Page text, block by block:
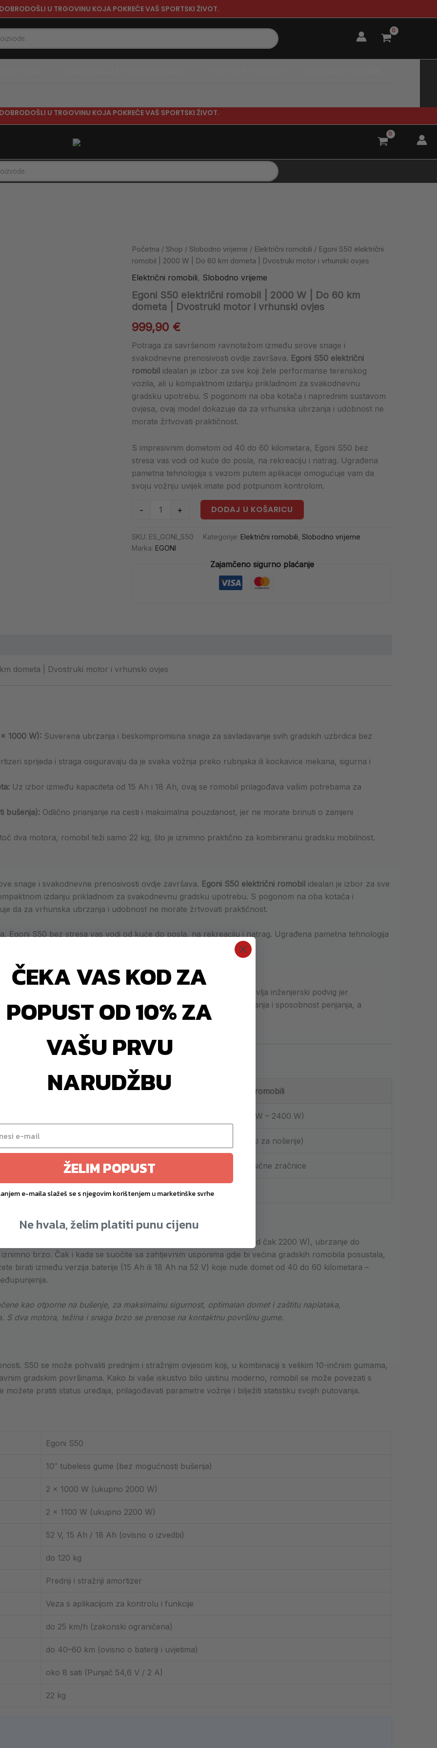
DOBRODOŠLI U TRGOVINU KOJA POKREĆE VAŠ SPORTSKI ŽIVOT.
DOBRODOŠLI U TRGOVINU KOJA POKREĆE VAŠ SPORTSKI ŽIVOT.
Početna / Shop / Slobodno vrijeme / Električni romobili / Egoni S50 električni
romobil | 2000 W | Do 60 km dometa | Dvostruki motor i vrhunski ovjes
Električni romobili, Slobodno vrijeme
Egoni S50 električni romobil | 2000 W | Do 60 km
dometa | Dvostruki motor i vrhunski ovjes
999,90 €
Potraga za savršenom ravnotežom između sirove snage i
svakodnevne prenosivosti ovdje završava. Egoni S50 električni
romobil idealan je izbor za sve koji žele performanse terenskog
vozila, ali u kompaktnom izdanju prikladnom za svakodnevnu
gradsku upotrebu. S pogonom na oba kotača i naprednim sustavom
ovjesa, ovaj model dokazuje da za vrhunska ubrzanja i udobnost ne
morate žrtvovati praktičnost.
S impresivnim dometom od 40 do 60 kilometara, Egoni S50 bez
stresa vas vodi od kuće do posla, na rekreaciju i natrag. Ugrađena
pametna tehnologija s vezom putem aplikacije omogućuje vam da
svoju vožnju uvijek imate pod potpunom kontrolom.
-
Egoni
električni
romobil
2000
W
Do
km
dometa
Dvostruki
motor
i
ovjes
količina
+ DODAJ U KOŠARICU
SKU: ES_GONI_S50 Kategorije: Električni romobili ,Slobodno vrijeme
Marka: EGONI
Zajamčeno sigurno plaćanje
dometa | Dvostruki motor i vrhunski ovjes
1000 W): Suverena ubrzanja i beskompromisna snaga za savladavanje svih gradskih uzbrdica bez
sprijeda i straga osiguravaju da je svaka vožnja preko rubnjaka ili kockavice mekana, sigurna i
Uz izbor između kapaciteta od 15 Ah i 18 Ah, ovaj se romobil prilagođava vašim potrebama za
bušenja): Odlično prianjanje na cesti i maksimalna pouzdanost, jer ne morate brinuti o zamjeni
dva motora, romobil teži samo 22 kg, što je iznimno praktično za kombiniranu gradsku mobilnost.
snage i svakodnevne prenosivosti ovdje završava. Egoni S50 električni romobil idealan je izbor za sve
izdanju prikladnom za svakodnevnu gradsku upotrebu. S pogonom na oba kotača i
da za vrhunska ubrzanja i udobnost ne morate žrtvovati praktičnost.
Egoni S50 bez stresa vas vodi od kuće do posla, na rekreaciju i natrag. Ugrađena pametna tehnologija
vožnju uvijek imate pod potpunom kontrolom.
u kompaktnom (22 kg) kućištu
od 30 kilograma i nepraktični su za nošenje. Egoni S50 predstavlja inženjerski podvig jer
u robusnom kućištu teškom samo 22 kg. Dobivate ekstremna ubrzanja i sposobnost penjanja, a
u prtljažnik ili odnijeti uz stepenice.
⚖️
Teški “Dual-Motor” romobili
2000 W) Približno isto (2000 W – 2400 W)
upotrebljivost) 30 kg do 40 kg (teški za nošenje)
+ 10″ tubeless Dvostruki ovjes, klasične zračnice
aplikacijom Često bez aplikacije
S nazivnom snagom od 2000 W (i maksimalnom snagom od čak 2200 W), ubrzanje do
brzo. Čak i kada se suočite sa zahtjevnim usponima gdje bi većina gradskih romobila posustala,
birati između verzija baterije (15 Ah ili 18 Ah na 52 V) koje nude domet od 40 do 60 kilometara –
kao otporne na bušenje, za maksimalnu sigurnost, optimalan domet i zaštitu naplataka,
dva motora, težina i snaga brzo se prenose na kontaktnu površinu gume.
S50 se može pohvaliti prednjim i stražnjim ovjesom koji, u kombinaciji s velikim 10-inčnim gumama,
gradskim površinama. Kako bi vaše iskustvo bilo uistinu moderno, romobil se može povezati s
možete pratiti status uređaja, prilagođavati parametre vožnje i bilježiti statistiku svojih putovanja.
Egoni S50
10″ tubeless gume (bez mogućnosti bušenja)
2 × 1000 W (ukupno 2000 W)
2 × 1100 W (ukupno 2200 W)
52 V, 15 Ah / 18 Ah (ovisno o izvedbi)
do 120 kg
Prednji i stražnji amortizer
Veza s aplikacijom za kontrolu i funkcije
do 25 km/h (zakonski ograničena)
do 40–60 km (ovisno o bateriji i uvjetima)
oko 8 sati (Punjač 54,6 V / 2 A)
22 kg
ČEKA VAS KOD ZA
POPUST OD 10% ZA
VAŠU PRVU
NARUDŽBU
ŽELIM POPUST
e-maila slažeš se s njegovim korištenjem u marketinške svrhe
Ne hvala, želim platiti punu cijenu